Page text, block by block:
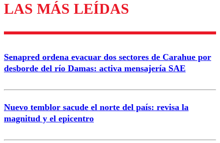
Los comentarios son moderados para garantizar un
diálogo respetuoso.
Correo
LAS MÁS LEÍDAS
Senapred ordena evacuar dos sectores de Carahue por
desborde del río Damas: activa mensajería SAE
Nuevo temblor sacude el norte del país: revisa la
magnitud y el epicentro